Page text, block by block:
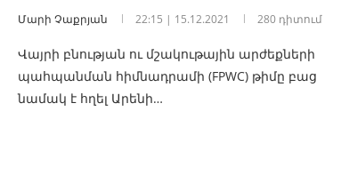
Մարի Չաքրյան 22:15 | 15.12.2021 280 դիտում
Վայրի բնության ու մշակութային արժեքների
պահպանման հիմնադրամի (FPWC) թիմը բաց
նամակ է հղել Արենի…